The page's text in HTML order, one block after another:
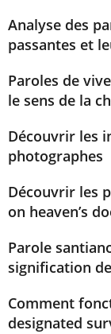
Analyse des
passantes et
Paroles de
le sens de la
Découvrir les
photographes
Découvrir les
on heaven’s
Parole
signification
Comment
designated